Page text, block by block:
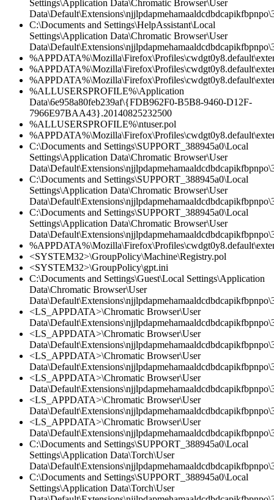
Settings\Application Data\Chromatic Browser\User
C:\Documents and Settings\HelpAssistant\Local
Settings\Application Data\Chromatic Browser\User
%ALLUSERSPROFILE%\Application
Data\6e958a80feb239af\{FDB962F0-B5B8-9460-D12F-
7966E97BAA43}.20140825232500
%ALLUSERSPROFILE%\ntuser.pol
C:\Documents and Settings\SUPPORT_388945a0\Local
Settings\Application Data\Chromatic Browser\User
C:\Documents and Settings\SUPPORT_388945a0\Local
Settings\Application Data\Chromatic Browser\User
C:\Documents and Settings\SUPPORT_388945a0\Local
Settings\Application Data\Chromatic Browser\User
<SYSTEM32>\GroupPolicy\Machine\Registry.pol
<SYSTEM32>\GroupPolicy\gpt.ini
C:\Documents and Settings\Guest\Local Settings\Application
Data\Chromatic Browser\User
<LS_APPDATA>\Chromatic Browser\User
<LS_APPDATA>\Chromatic Browser\User
<LS_APPDATA>\Chromatic Browser\User
<LS_APPDATA>\Chromatic Browser\User
<LS_APPDATA>\Chromatic Browser\User
<LS_APPDATA>\Chromatic Browser\User
C:\Documents and Settings\SUPPORT_388945a0\Local
Settings\Application Data\Torch\User
C:\Documents and Settings\SUPPORT_388945a0\Local
Settings\Application Data\Torch\User